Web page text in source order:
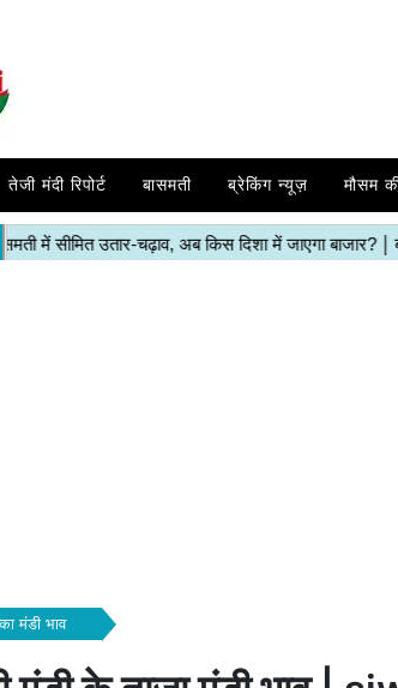
तेजी मंदी रिपोर्ट बासमती ब्रेकिंग न्यूज़ मौसम
मंडी भाव